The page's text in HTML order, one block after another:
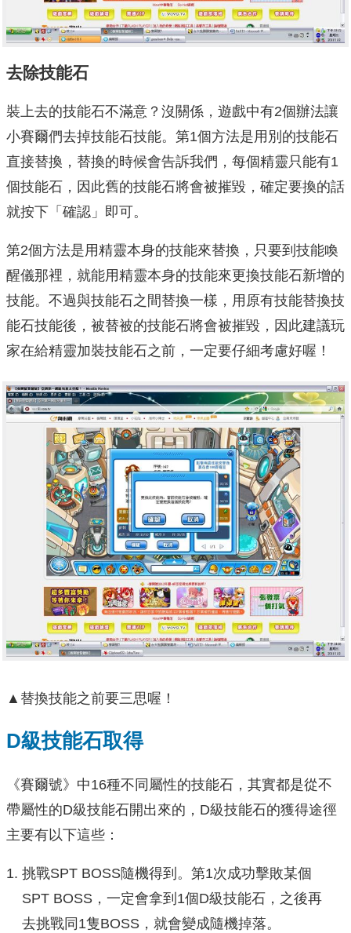
去除技能石
裝上去的技能石不滿意？沒關係，遊戲中有2個辦法讓
小賽爾們去掉技能石技能。第1個方法是用別的技能石
直接替換，替換的時候會告訴我們，每個精靈只能有1
個技能石，因此舊的技能石將會被摧毀，確定要換的話
就按下「確認」即可。
第2個方法是用精靈本身的技能來替換，只要到技能喚
醒儀那裡，就能用精靈本身的技能來更換技能石新增的
技能。不過與技能石之間替換一樣，用原有技能替換技
能石技能後，被替被的技能石將會被摧毀，因此建議玩
家在給精靈加裝技能石之前，一定要仔細考慮好喔！
▲替換技能之前要三思喔！
D級技能石取得
《賽爾號》中16種不同屬性的技能石，其實都是從不
帶屬性的D級技能石開出來的，D級技能石的獲得途徑
主要有以下這些：
挑戰SPT BOSS隨機得到。第1次成功擊敗某個
SPT BOSS，一定會拿到1個D級技能石，之後再
去挑戰同1隻BOSS，就會變成隨機掉落。